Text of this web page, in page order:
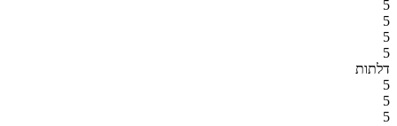
5
5
5
5
דלתות
5
5
5